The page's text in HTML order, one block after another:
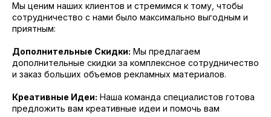
Мы ценим наших клиентов и стремимся к тому, чтобы
сотрудничество с нами было максимально выгодным и
приятным:
Дополнительные Скидки: Мы предлагаем
дополнительные скидки за комплексное сотрудничество
и заказ больших объемов рекламных материалов.
Креативные Идеи: Наша команда специалистов готова
предложить вам креативные идеи и помочь вам